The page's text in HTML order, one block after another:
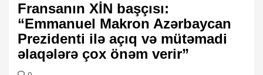
Fransanın XİN başçısı:
“Emmanuel Makron Azərbaycan
Prezidenti ilə açıq və mütəmadi
əlaqələrə çox önəm verir”